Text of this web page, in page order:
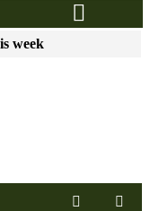
week